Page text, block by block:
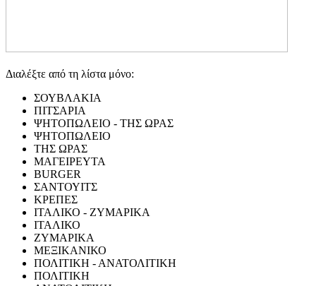
Διαλέξτε από τη λίστα μόνο:
ΣΟΥΒΛΑΚΙΑ
ΠΙΤΣΑΡΙΑ
ΨΗΤΟΠΩΛΕΙΟ - ΤΗΣ ΩΡΑΣ
ΨΗΤΟΠΩΛΕΙΟ
ΤΗΣ ΩΡΑΣ
ΜΑΓΕΙΡΕΥΤΑ
BURGER
ΣΑΝΤΟΥΙΤΣ
ΚΡΕΠΕΣ
ΙΤΑΛΙΚΟ - ΖΥΜΑΡΙΚΑ
ΙΤΑΛΙΚΟ
ΖΥΜΑΡΙΚΑ
ΜΕΞΙΚΑΝΙΚΟ
ΠΟΛΙΤΙΚΗ - ΑΝΑΤΟΛΙΤΙΚΗ
ΠΟΛΙΤΙΚΗ